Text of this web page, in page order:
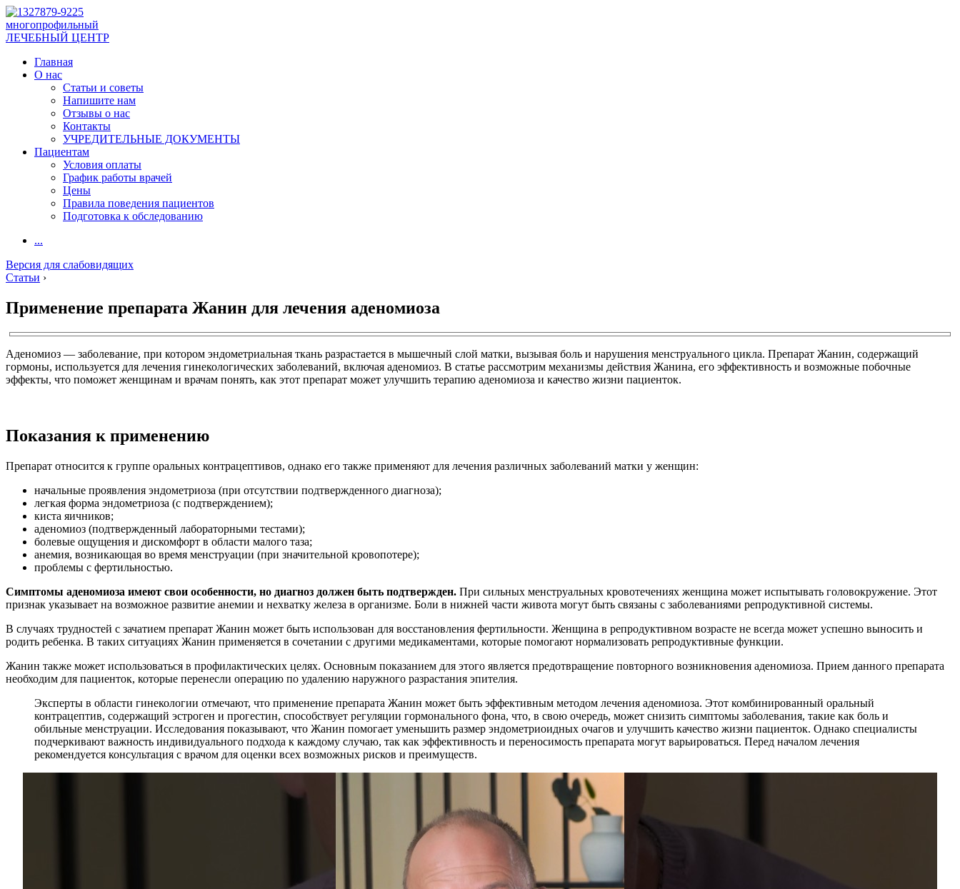
многопрофильный
ЛЕЧЕБНЫЙ ЦЕНТР
Главная
О нас
Статьи и советы
Напишите нам
Отзывы о нас
Контакты
УЧРЕДИТЕЛЬНЫЕ ДОКУМЕНТЫ
Пациентам
Условия оплаты
График работы врачей
Цены
Правила поведения пациентов
Подготовка к обследованию
...
Версия для слабовидящих
Статьи ›
Применение препарата Жанин для лечения аденомиоза
Аденомиоз — заболевание, при котором эндометриальная ткань разрастается в мышечный слой матки, вызывая боль и нарушения менструального цикла. Препарат Жанин, содержащий
гормоны, используется для лечения гинекологических заболеваний, включая аденомиоз. В статье рассмотрим механизмы действия Жанина, его эффективность и возможные побочные
эффекты, что поможет женщинам и врачам понять, как этот препарат может улучшить терапию аденомиоза и качество жизни пациенток.
Показания к применению
Препарат относится к группе оральных контрацептивов, однако его также применяют для лечения различных заболеваний матки у женщин:
начальные проявления эндометриоза (при отсутствии подтвержденного диагноза);
легкая форма эндометриоза (с подтверждением);
киста яичников;
аденомиоз (подтвержденный лабораторными тестами);
болевые ощущения и дискомфорт в области малого таза;
анемия, возникающая во время менструации (при значительной кровопотере);
проблемы с фертильностью.
Симптомы аденомиоза имеют свои особенности, но диагноз должен быть подтвержден. При сильных менструальных кровотечениях женщина может испытывать головокружение. Этот
признак указывает на возможное развитие анемии и нехватку железа в организме. Боли в нижней части живота могут быть связаны с заболеваниями репродуктивной системы.
В случаях трудностей с зачатием препарат Жанин может быть использован для восстановления фертильности. Женщина в репродуктивном возрасте не всегда может успешно выносить и
родить ребенка. В таких ситуациях Жанин применяется в сочетании с другими медикаментами, которые помогают нормализовать репродуктивные функции.
Жанин также может использоваться в профилактических целях. Основным показанием для этого является предотвращение повторного возникновения аденомиоза. Прием данного препарата
необходим для пациенток, которые перенесли операцию по удалению наружного разрастания эпителия.
Эксперты в области гинекологии отмечают, что применение препарата Жанин может быть эффективным методом лечения аденомиоза. Этот комбинированный оральный
контрацептив, содержащий эстроген и прогестин, способствует регуляции гормонального фона, что, в свою очередь, может снизить симптомы заболевания, такие как боль и
обильные менструации. Исследования показывают, что Жанин помогает уменьшить размер эндометриоидных очагов и улучшить качество жизни пациенток. Однако специалисты
подчеркивают важность индивидуального подхода к каждому случаю, так как эффективность и переносимость препарата могут варьироваться. Перед началом лечения
рекомендуется консультация с врачом для оценки всех возможных рисков и преимуществ.